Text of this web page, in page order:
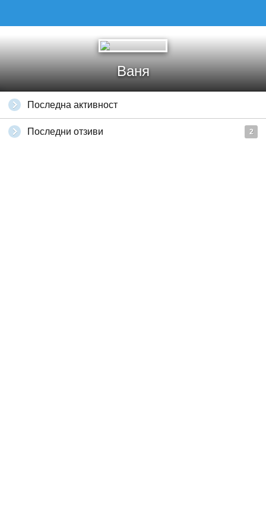
Ваня
Последна активност
Последни отзиви 2